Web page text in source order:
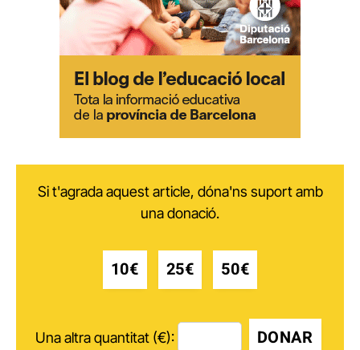
Si t'agrada aquest article, dóna'ns suport amb
una donació.
10€ 25€ 50€
Una altra quantitat (€): DONAR